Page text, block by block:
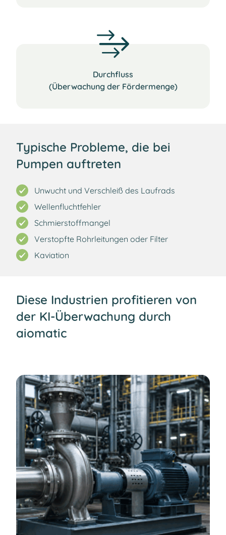
Durchfluss
(Überwachung der Fördermenge)
Typische Probleme, die bei
Pumpen auftreten
Unwucht und Verschleiß des Laufrads
Wellenfluchtfehler
Schmierstoffmangel
Verstopfte Rohrleitungen oder Filter
Kaviation
Diese Industrien profitieren von
der KI-Überwachung durch
aiomatic